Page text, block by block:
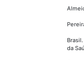
da